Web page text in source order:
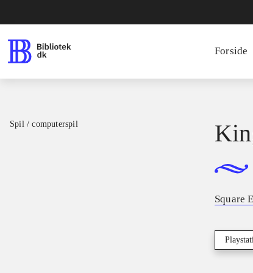
Forside
Spil / computerspil
Square